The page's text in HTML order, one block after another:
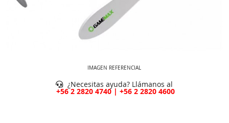
IMAGEN REFERENCIAL
¿Necesitas ayuda? Llámanos al
+56 2 2820 4740 | +56 2 2820 4600